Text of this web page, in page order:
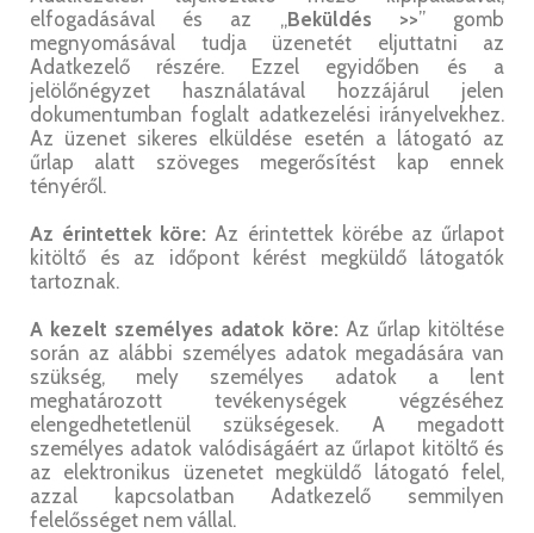
elfogadásával és az „Beküldés >>” gomb
megnyomásával tudja üzenetét eljuttatni az
Adatkezelő részére. Ezzel egyidőben és a
jelölőnégyzet használatával hozzájárul jelen
dokumentumban foglalt adatkezelési irányelvekhez.
Az üzenet sikeres elküldése esetén a látogató az
űrlap alatt szöveges megerősítést kap ennek
tényéről.
Az érintettek köre: Az érintettek körébe az űrlapot
kitöltő és az időpont kérést megküldő látogatók
tartoznak.
A kezelt személyes adatok köre: Az űrlap kitöltése
során az alábbi személyes adatok megadására van
szükség, mely személyes adatok a lent
meghatározott tevékenységek végzéséhez
elengedhetetlenül szükségesek. A megadott
személyes adatok valódiságáért az űrlapot kitöltő és
az elektronikus üzenetet megküldő látogató felel,
azzal kapcsolatban Adatkezelő semmilyen
felelősséget nem vállal.